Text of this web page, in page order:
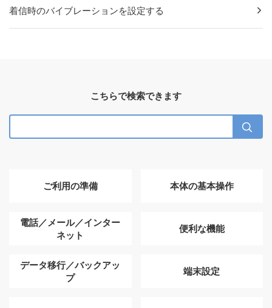
着信時のバイブレーションを設定する
こちらで検索できます
ご利用の準備 本体の基本操作
電話／メール／インター
ネット
便利な機能
データ移行／バックアッ
プ
端末設定